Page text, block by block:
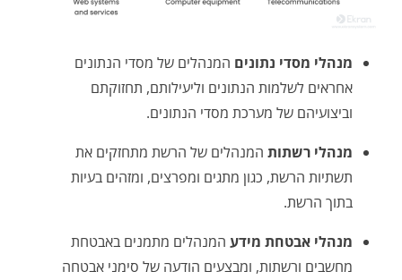
מנהלי מסדי נתונים המנהלים של מסדי הנתונים
אחראים לשלמות הנתונים וליעילותם, תחזוקתם
וביצועיהם של מערכת מסדי הנתונים.
מנהלי רשתות המנהלים של הרשת מתחזקים את
תשתיות הרשת, כגון מתגים ומפרצים, ומזהים בעיות
בתוך הרשת.
מנהלי אבטחת מידע המנהלים מתמנים באבטחת
מחשבים ורשתות, ומבצעים הודעה של סימני אבטחה